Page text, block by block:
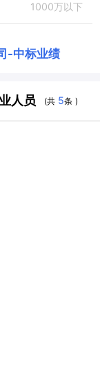
1000万以下
-中标业绩
人员 (共 5条 )